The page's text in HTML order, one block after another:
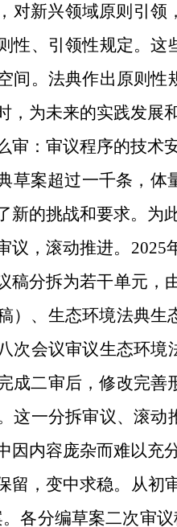
对新兴领域原则引领
性、引领性规定。这
间。法典作出原则
，为未来的实践发展
审：审议程序的技术
草案超过一千条，体
新的挑战和要求。为
议，滚动推进。 2025
稿分拆为若干单元，
）、生态环境法典生
次会议审议生态环
成二审后，修改完善
这一分拆审议、滚
因内容庞杂而难以充
留，变中求稳。
从初
各分编草案二次审